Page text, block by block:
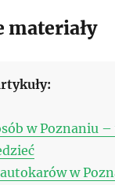
materiały
w Poznaniu
w